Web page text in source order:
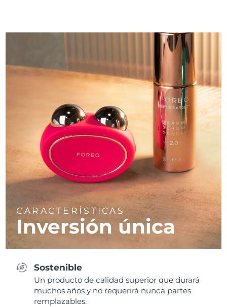
CARACTERÍSTICAS
Inversión única
Sostenible
Un producto de calidad superior que durará
muchos años y no requerirá nunca partes
remplazables.